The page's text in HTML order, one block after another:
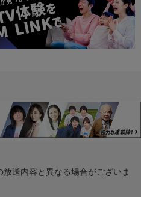
送内容と異なる場合がございま